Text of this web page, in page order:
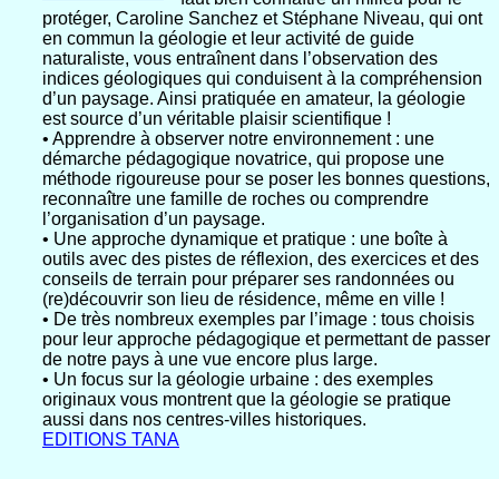
protéger, Caroline Sanchez et Stéphane Niveau, qui ont
en commun la géologie et leur activité de guide
naturaliste, vous entraînent dans l’observation des
indices géologiques qui conduisent à la compréhension
d’un paysage. Ainsi pratiquée en amateur, la géologie
est source d’un véritable plaisir scientifique !
• Apprendre à observer notre environnement : une
démarche pédagogique novatrice, qui propose une
méthode rigoureuse pour se poser les bonnes questions,
reconnaître une famille de roches ou comprendre
l’organisation d’un paysage.
• Une approche dynamique et pratique : une boîte à
outils avec des pistes de réflexion, des exercices et des
conseils de terrain pour préparer ses randonnées ou
(re)découvrir son lieu de résidence, même en ville !
• De très nombreux exemples par l’image : tous choisis
pour leur approche pédagogique et permettant de passer
de notre pays à une vue encore plus large.
• Un focus sur la géologie urbaine : des exemples
originaux vous montrent que la géologie se pratique
aussi dans nos centres-villes historiques.
EDITIONS TANA